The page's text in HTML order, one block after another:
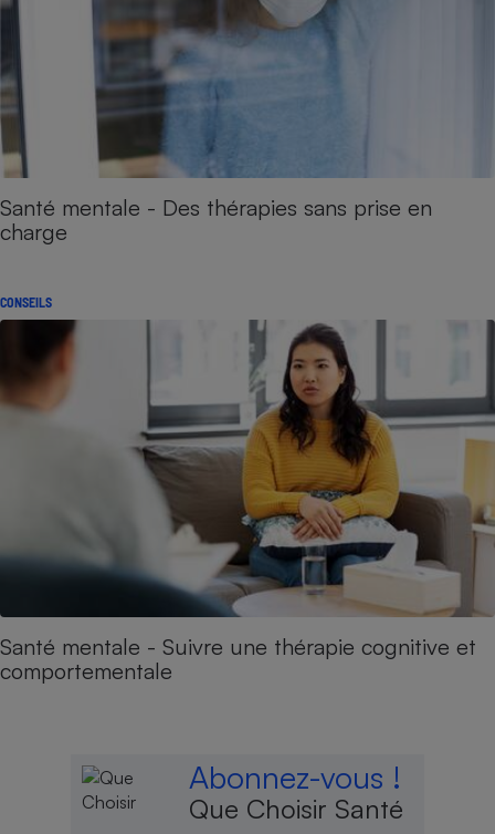
Santé mentale - Des thérapies sans prise en
charge
CONSEILS
Santé mentale - Suivre une thérapie cognitive et
comportementale
Abonnez-vous !
Que Choisir Santé